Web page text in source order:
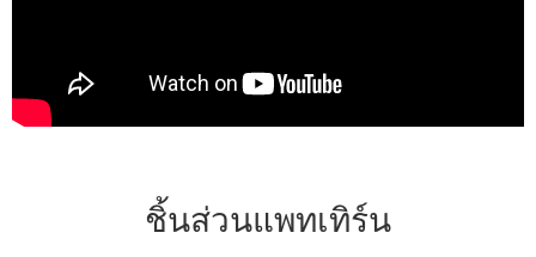
ชิ้นส่วนแพทเทิร์น